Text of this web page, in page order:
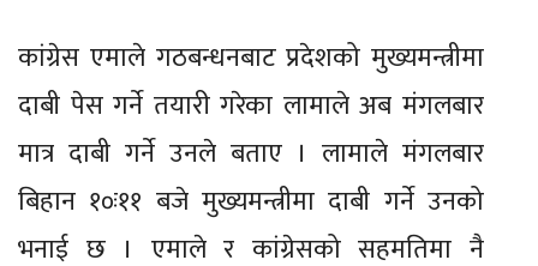
कांग्रेस एमाले गठबन्धनबाट प्रदेशको मुख्यमन्त्रीमा
दाबी पेस गर्ने तयारी गरेका लामाले अब मंगलबार
मात्र दाबी गर्ने उनले बताए । लामाले मंगलबार
बिहान १०ः११ बजे मुख्यमन्त्रीमा दाबी गर्ने उनको
भनाई छ । एमाले र कांग्रेसको सहमतिमा नै